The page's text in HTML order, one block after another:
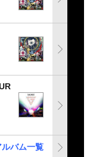
バム一覧